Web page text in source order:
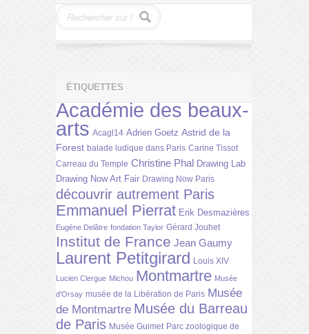
ÉTIQUETTES
Académie des beaux-
arts Acagl14 Adrien Goetz Astrid de la
Forest balade ludique dans Paris Carine Tissot
Carreau du Temple Christine Phal Drawing Lab
Drawing Now Art Fair Drawing Now Paris
découvrir autrement Paris
Emmanuel Pierrat Erik Desmazières
Eugène Delâtre fondation Taylor Gérard Jouhet
Institut de France Jean Gaumy
Laurent Petitgirard Louis XIV
Lucien Clergue Michou Montmartre Musée
d'Orsay musée de la Libération de Paris Musée
de Montmartre Musée du Barreau
de Paris Musée Guimet Parc zoologique de